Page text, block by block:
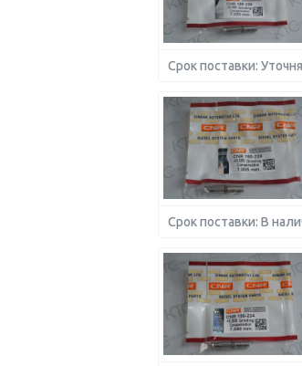
Срок поставки:
Срок поставки: В